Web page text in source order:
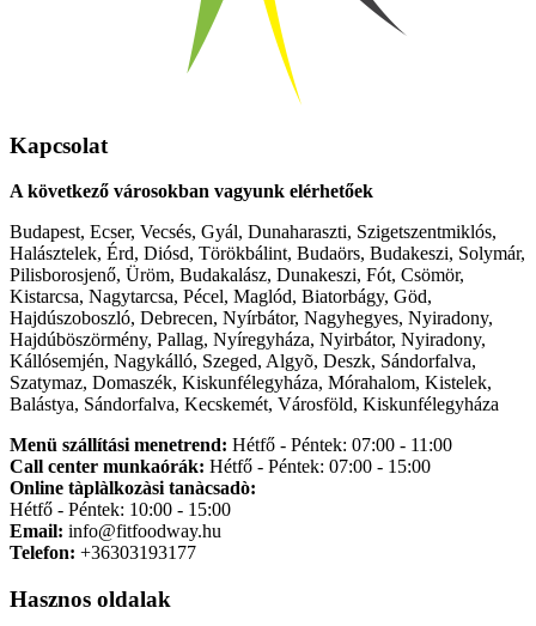
Kapcsolat
A következő városokban vagyunk elérhetőek
Budapest, Ecser, Vecsés, Gyál, Dunaharaszti, Szigetszentmiklós,
Halásztelek, Érd, Diósd, Törökbálint, Budaörs, Budakeszi, Solymár,
Pilisborosjenő, Üröm, Budakalász, Dunakeszi, Fót, Csömör,
Kistarcsa, Nagytarcsa, Pécel, Maglód, Biatorbágy, Göd,
Hajdúszoboszló, Debrecen, Nyírbátor, Nagyhegyes, Nyiradony,
Hajdúböszörmény, Pallag, Nyíregyháza, Nyirbátor, Nyiradony,
Kállósemjén, Nagykálló, Szeged, Algyõ, Deszk, Sándorfalva,
Szatymaz, Domaszék, Kiskunfélegyháza, Mórahalom, Kistelek,
Balástya, Sándorfalva, Kecskemét, Városföld, Kiskunfélegyháza
Menü szállítási menetrend: Hétfő - Péntek: 07:00 - 11:00
Call center munkaórák: Hétfő - Péntek: 07:00 - 15:00
Online tàplàlkozàsi tanàcsadò:
Hétfő - Péntek: 10:00 - 15:00
Email: info@fitfoodway.hu
Telefon: +36303193177
Hasznos oldalak